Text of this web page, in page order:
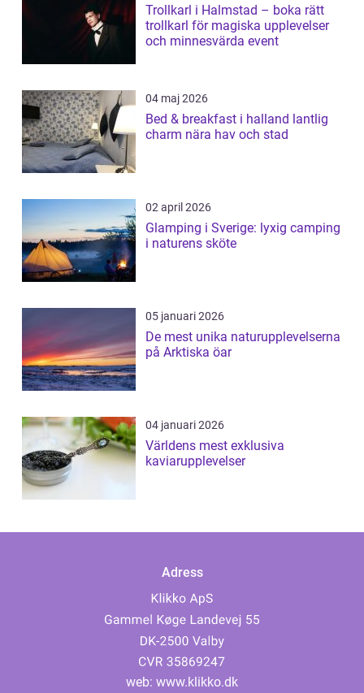
Trollkarl i Halmstad – boka rätt
trollkarl för magiska upplevelser
och minnesvärda event
04 maj 2026
Bed & breakfast i halland lantlig
charm nära hav och stad
02 april 2026
Glamping i Sverige: lyxig camping
i naturens sköte
05 januari 2026
De mest unika naturupplevelserna
på Arktiska öar
04 januari 2026
Världens mest exklusiva
kaviarupplevelser
Adress
web: www.klikko.dk